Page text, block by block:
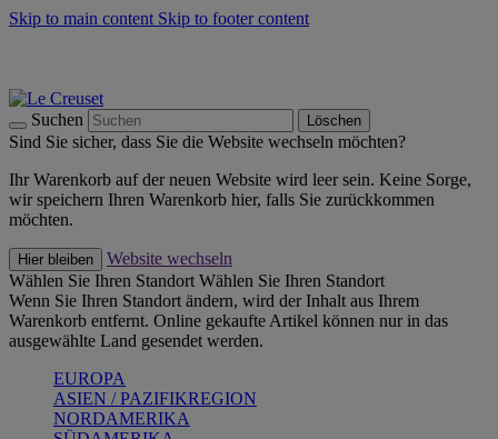
Skip to main content Skip to footer content
Suchen Löschen
Sind Sie sicher, dass Sie die Website wechseln möchten?
Ihr Warenkorb auf der neuen Website wird leer sein. Keine Sorge,
wir speichern Ihren Warenkorb hier, falls Sie zurückkommen
möchten.
Hier bleiben
Website wechseln
Wählen Sie Ihren Standort Wählen Sie Ihren Standort
Wenn Sie Ihren Standort ändern, wird der Inhalt aus Ihrem
Warenkorb entfernt. Online gekaufte Artikel können nur in das
ausgewählte Land gesendet werden.
EUROPA
ASIEN / PAZIFIKREGION
NORDAMERIKA